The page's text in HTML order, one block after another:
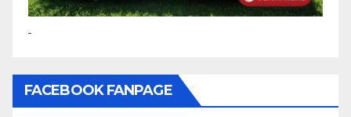
FACEBOOK FANPAGE